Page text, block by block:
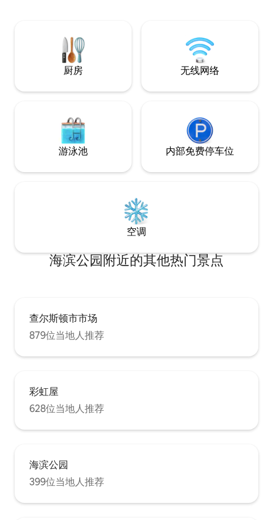
间。二楼有两间卧室，一间配备加标准双
人床和独立卫生间，另一间配备标准双人
床和独立卫生间。 卧室和客厅均配备了新
的平板电视。全部铺设硬木地板和瓷砖。
厨房配备全新不锈钢家电和花岗岩台面。
院，配有桌椅和查尔斯顿长凳。 房客可以
使用整套房子和带桌椅的私人景观和照明
庭院。房源提供2个停车位。 我不住在房源
内，但如有需要，可以随时为您提供服
务。 房源距离查尔斯顿市中心的主要购物
近。前往马里恩广场（Marion Square）、
盖拉德中心（Gaillard Center）和其他活
史半岛地区的免费穿梭巴士服务。其中一
个电车站距离房源只有半个街区。
内尔大桥、查尔斯
IOP海滩。
厨房 无线网络
游泳池 内部免费停车位
空调
海滨公园附近的其他热门景点
查尔斯顿市市场
879位当地人推荐
彩虹屋
628位当地人推荐
海滨公园
399位当地人推荐